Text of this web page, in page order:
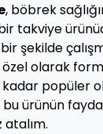
, böbrek
takviye
şekilde
özel olarak
popüler
ürünün